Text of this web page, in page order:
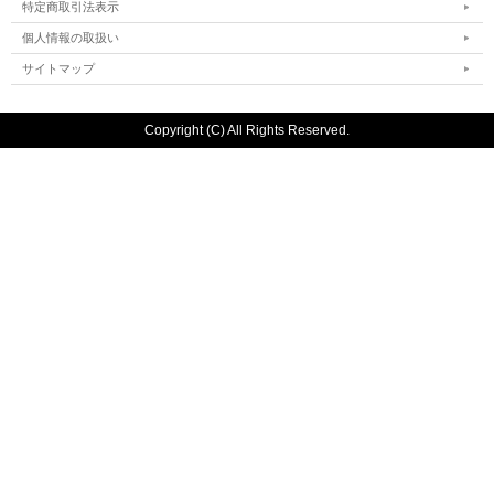
特定商取引法表示
個人情報の取扱い
サイトマップ
Copyright (C) All Rights Reserved.